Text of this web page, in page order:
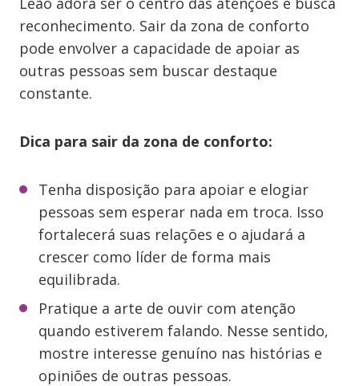
reconhecimento. Sair da zona de conforto
pode envolver a capacidade de apoiar as
outras pessoas sem buscar destaque
constante.
Dica para sair da zona de conforto:
Tenha disposição para apoiar e elogiar
pessoas sem esperar nada em troca. Isso
fortalecerá suas relações e o ajudará a
crescer como líder de forma mais
equilibrada.
Pratique a arte de ouvir com atenção
quando estiverem falando. Nesse sentido,
mostre interesse genuíno nas histórias e
opiniões de outras pessoas.